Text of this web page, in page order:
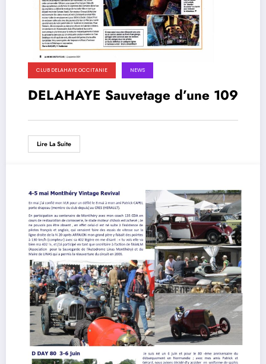
CLUB DELAHAYE OCCITANIE NEWS
DELAHAYE Sauvetage d’une 109
Lire La Suite